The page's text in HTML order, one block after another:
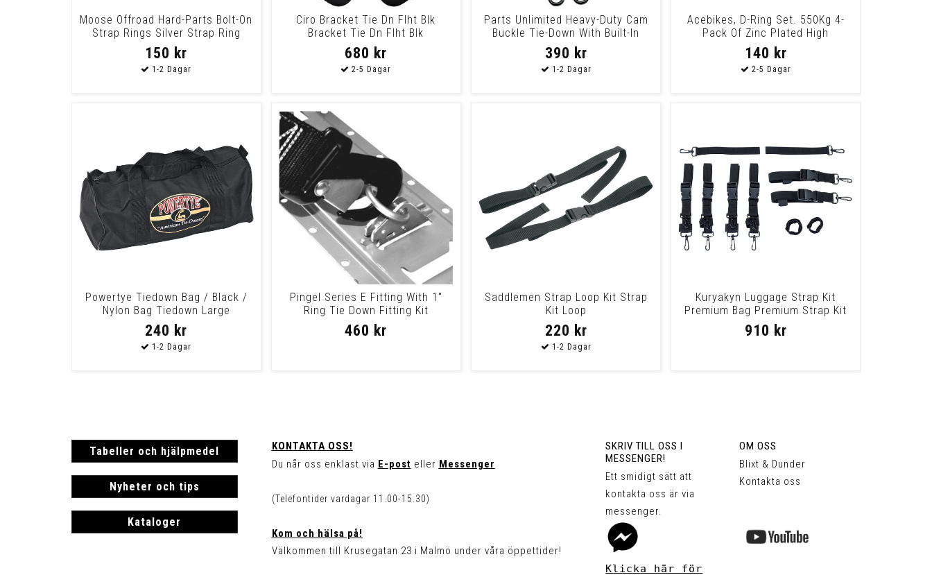
Moose Offroad Hard-Parts Bolt-On
Strap Rings Silver Strap Ring
Moose R
150 kr
Ciro Bracket Tie Dn Flht Blk
Bracket Tie Dn Flht Blk
680 kr
Parts Unlimited Heavy-Duty Cam
Buckle Tie-Down With Built-In
Assist Bl
390 kr
Acebikes, D-Ring Set. 550Kg 4-
Pack Of Zinc Plated High
140 kr
Powertye Tiedown Bag / Black /
Nylon Bag Tiedown Large
240 kr
Pingel Series E Fitting With 1"
Ring Tie Down Fitting Kit
460 kr
Saddlemen Strap Loop Kit Strap
Kit Loop
220 kr
Kuryakyn Luggage Strap Kit
Premium Bag Premium Strap Kit
910 kr
Tabeller och hjälpmedel
Nyheter och tips
Kataloger
KONTAKTA OSS!
Du når oss enklast via E-post eller Messenger
(Telefontider vardagar 11.00-15.30)
Kom och hälsa på!
Välkommen till Krusegatan 23 i Malmö under våra öppettider!
SKRIV TILL OSS I
MESSENGER!
Ett smidigt sätt att
kontakta oss är via
messenger.
Klicka här för
OM OSS
Blixt & Dunder
Kontakta oss